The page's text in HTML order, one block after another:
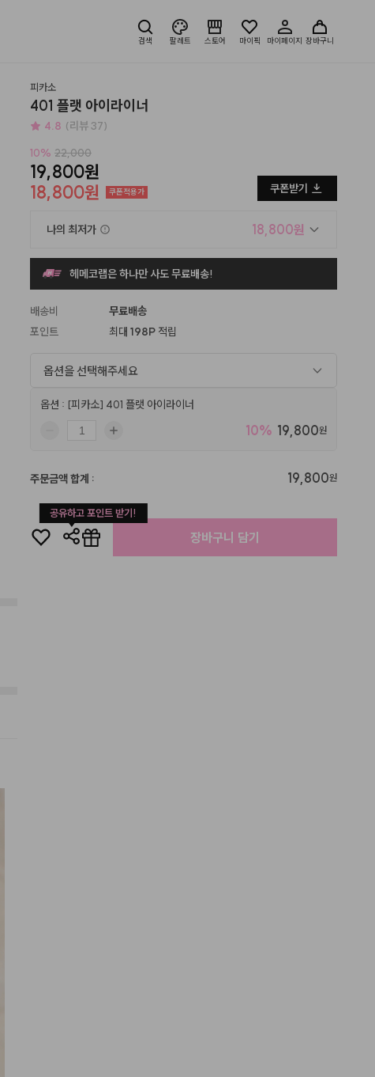
검색 팔레트 스토어 마이픽 마이페이지 장바구니
피카소
401 플랫 아이라이너
4.8 (리뷰 37)
10% 22,000
19,800원
18,800원
쿠폰적용가 쿠폰받기
나의 최저가 18,800원
헤메코랩은 하나만 사도 무료배송!
배송비
무료배송
포인트
최대 198P 적립
옵션을 선택해주세요
옵션 : [피카소] 401 플랫 아이라이너
10% 19,800원
주문금액 합계 : 19,800원
공유하고 포인트 받기!
장바구니 담기